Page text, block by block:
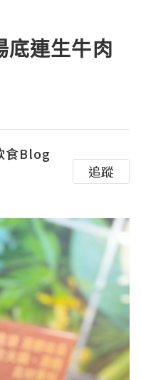
連生牛肉
食Blog
追蹤